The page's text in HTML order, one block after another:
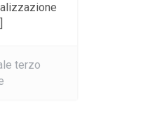
terzo